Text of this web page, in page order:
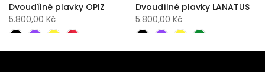
Dvoudílné plavky OPIZ
5.800,00 Kč
Dvoudílné plavky LANATUS
5.800,00 Kč